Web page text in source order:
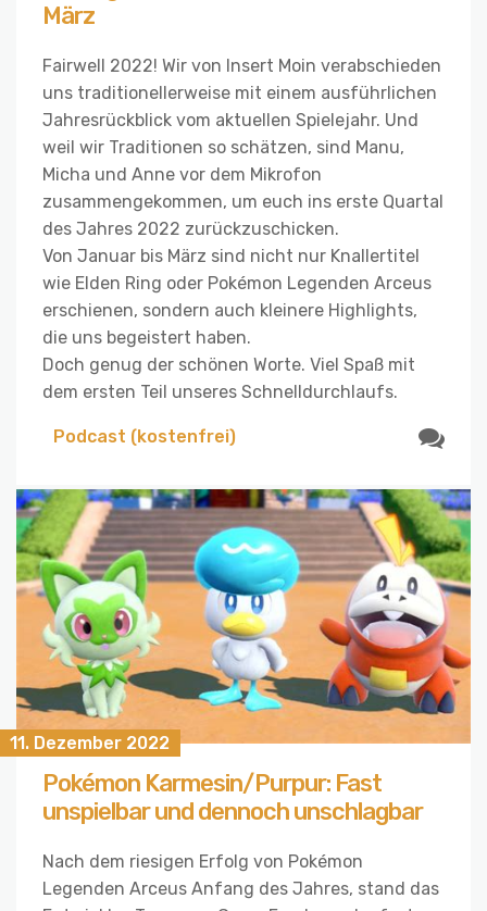
März
Fairwell 2022! Wir von Insert Moin verabschieden
uns traditionellerweise mit einem ausführlichen
Jahresrückblick vom aktuellen Spielejahr. Und
weil wir Traditionen so schätzen, sind Manu,
Micha und Anne vor dem Mikrofon
zusammengekommen, um euch ins erste Quartal
des Jahres 2022 zurückzuschicken.
Von Januar bis März sind nicht nur Knallertitel
wie Elden Ring oder Pokémon Legenden Arceus
erschienen, sondern auch kleinere Highlights,
die uns begeistert haben.
Doch genug der schönen Worte. Viel Spaß mit
dem ersten Teil unseres Schnelldurchlaufs.
Podcast (kostenfrei)
11. Dezember 2022
Pokémon Karmesin/Purpur: Fast
unspielbar und dennoch unschlagbar
Nach dem riesigen Erfolg von Pokémon
Legenden Arceus Anfang des Jahres, stand das